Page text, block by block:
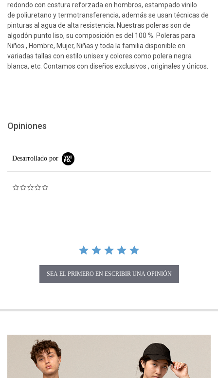
redondo con costura reforzada en hombros, estampado vinilo
de poliuretano y termotransferencia, además se usan técnicas de
pinturas al agua de alta resistencia. Nuestras poleras son de
algodón punto liso, su composición es del 100 %. Poleras para
Niños , Hombre, Mujer, Niñas y toda la familia disponible en
variadas tallas con estilo unisex y colores como polera negra
blanca, etc. Contamos con diseños exclusivos , originales y únicos.
Opiniones
Desarrollado por
SEA EL PRIMERO EN ESCRIBIR UNA OPINIÓN